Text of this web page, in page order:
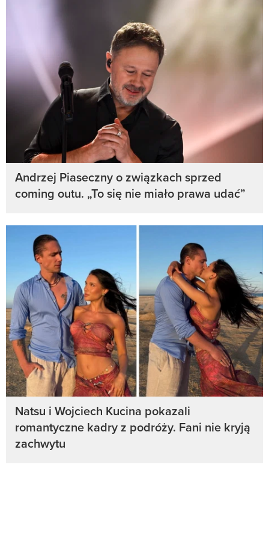
Andrzej Piaseczny o związkach sprzed
coming outu. „To się nie miało prawa udać”
Natsu i Wojciech Kucina pokazali
romantyczne kadry z podróży. Fani nie kryją
zachwytu